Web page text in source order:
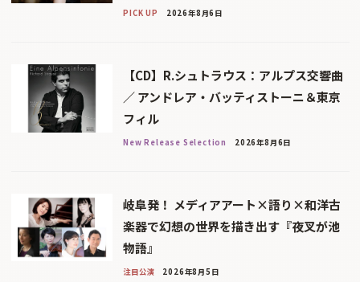
PICK UP 2026年8月6日
【CD】R.シュトラウス：アルプス交響曲
／ アンドレア・バッティストーニ＆東京
フィル
New Release Selection 2026年8月6日
岐阜発！ メディアアート×語り×和洋古
楽器で幻想の世界を描き出す『夜叉が池
物語』
注目公演 2026年8月5日